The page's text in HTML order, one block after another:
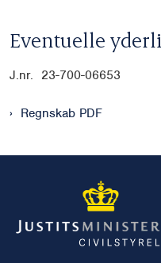
Eventuelle
J.nr. 23-700-06653
Regnskab PDF